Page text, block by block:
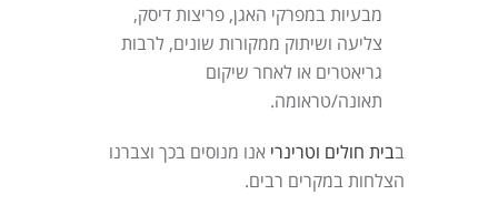
מבעיות במפרקי האגן, פריצות דיסק,
צליעה ושיתוק ממקורות שונים, לרבות
גריאטרים או לאחר שיקום
תאונה/טראומה.
בבית חולים וטרינרי אנו מנוסים בכך וצברנו
הצלחות במקרים רבים.